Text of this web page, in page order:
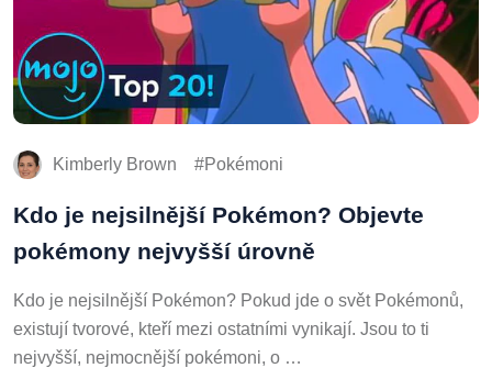
Kimberly Brown Pokémoni
Kdo je nejsilnější Pokémon? Objevte
pokémony nejvyšší úrovně
Kdo je nejsilnější Pokémon? Pokud jde o svět Pokémonů,
existují tvorové, kteří mezi ostatními vynikají. Jsou to ti
nejvyšší, nejmocnější pokémoni, o …